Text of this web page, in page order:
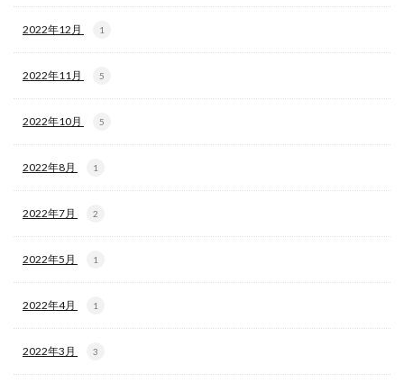
2022年12月 1
2022年11月 5
2022年10月 5
2022年8月 1
2022年7月 2
2022年5月 1
2022年4月 1
2022年3月 3